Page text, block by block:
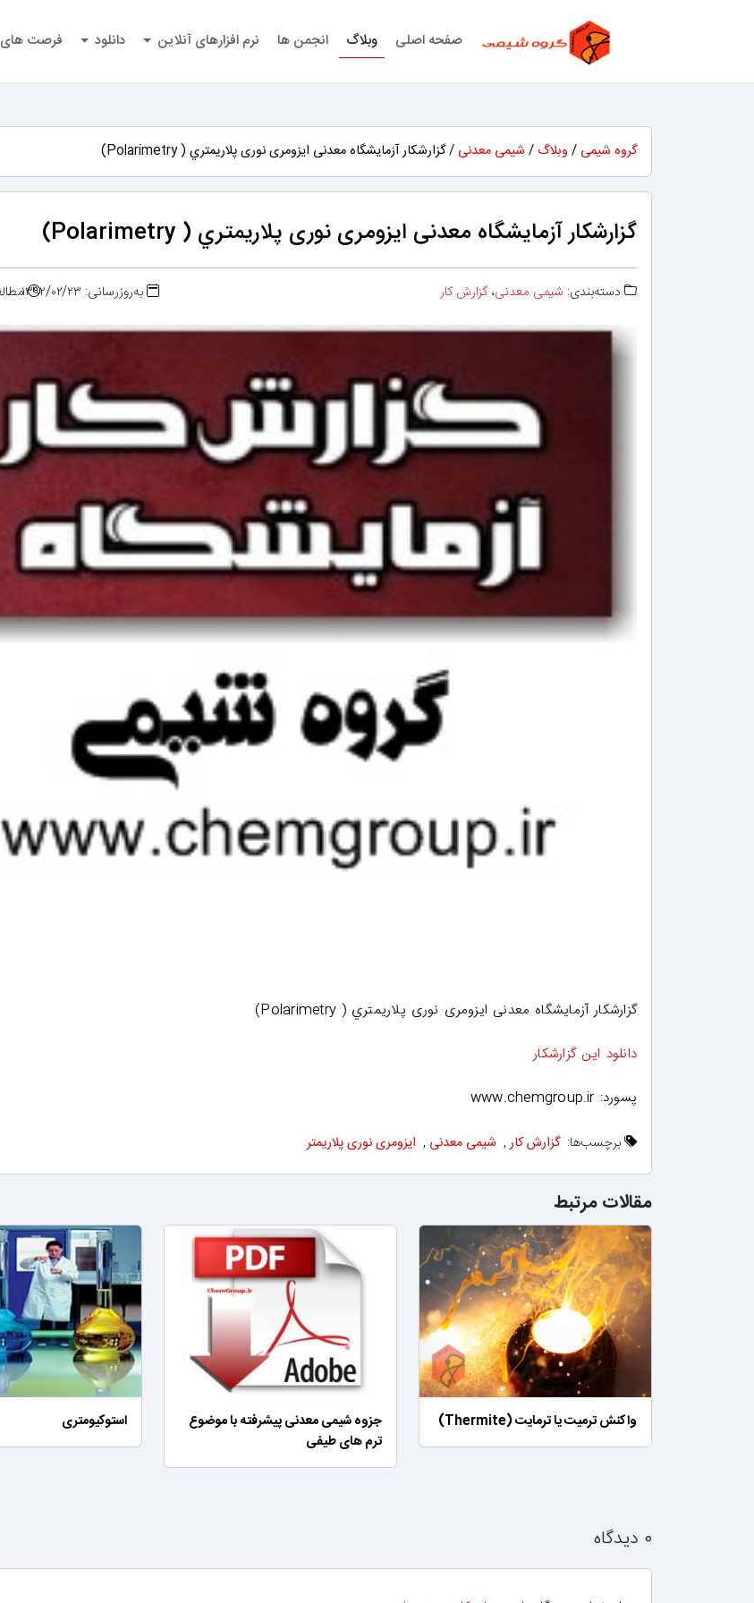
صفحه اصلی وبلاگ انجمن ها نرم افزارهای آنلاین دانلود فرصت
گروه شیمی / وبلاگ / شیمی معدنی / گزارشکار آزمایشگاه معدنی ایزومری نوری پلاريمتري ( Polarimetry)
گزارشکار آزمایشگاه معدنی ایزومری نوری پلاريمتري ( Polarimetry)
دسته‌بندی: شیمی معدنی،گزارش کار به‌روزرسانی: ۱۳۹۲/۰۲/۲۳
گزارشکار آزمایشگاه معدنی ایزومری نوری پلاريمتري ( Polarimetry)
دانلود این گزارشکار
پسورد: www.chemgroup.ir
برچسب‌ها: گزارش کار , شیمی معدنی , ایزومری نوری پلاريمتر
مقالات مرتبط
واکنش ترمیت یا ترمایت (Thermite)
جزوه شیمی معدنی پیشرفته با موضوع
ترم های طیفی
استوکیومتری
۰ دیدگاه